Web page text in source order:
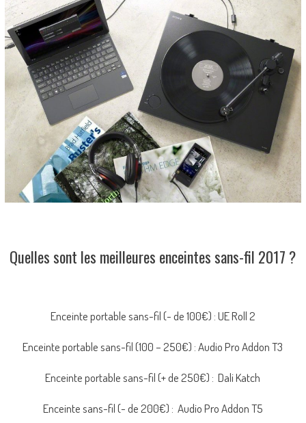
Quelles sont les meilleures enceintes sans-fil 2017 ?
Enceinte portable sans-fil (- de 100€) : UE Roll 2
Enceinte portable sans-fil (100 – 250€) : Audio Pro Addon T3
Enceinte portable sans-fil (+ de 250€) : Dali Katch
Enceinte sans-fil (- de 200€) : Audio Pro Addon T5